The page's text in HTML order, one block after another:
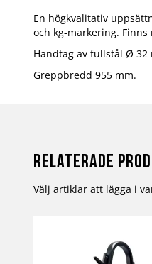
En högkvalitativ
och kg-markering.
Handtag av fullstål Ø 32
Greppbredd 955 mm.
Relaterade
Välj artiklar att lägga i